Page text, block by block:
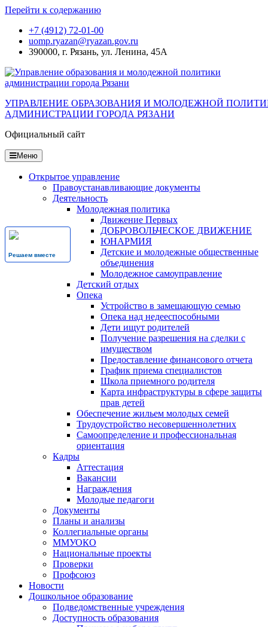
Перейти к содержанию
+7 (4912) 72-01-00
uomp.ryazan@ryazan.gov.ru
390000, г. Рязань, ул. Ленина, 45А
Решаем вместе
УПРАВЛЕНИЕ ОБРАЗОВАНИЯ И МОЛОДЕЖНОЙ
АДМИНИСТРАЦИИ ГОРОДА РЯЗАНИ
Официальный сайт
Меню
Открытое управление
Правоустанавливающие документы
Деятельность
Молодежная политика
Движение Первых
ДОБРОВОЛЬЧЕСКОЕ ДВИЖЕНИЕ
ЮНАРМИЯ
Детские и молодежные общественные
объединения
Молодежное самоуправление
Детский отдых
Опека
Устройство в замещающую семью
Опека над недееспособными
Дети ищут родителей
Получение разрешения на сделки с
имуществом
Предоставление финансового отчета
График приема специалистов
Школа приемного родителя
Карта инфраструктуры в сфере защиты
прав детей
Обеспечение жильем молодых семей
Трудоустройство несовершеннолетних
Самоопределение и профессиональная
ориентация
Кадры
Аттестация
Вакансии
Награждения
Молодые педагоги
Документы
Планы и анализы
Коллегиальные органы
ММУОКО
Национальные проекты
Проверки
Профсоюз
Новости
Дошкольное образование
Подведомственные учреждения
Доступность образования